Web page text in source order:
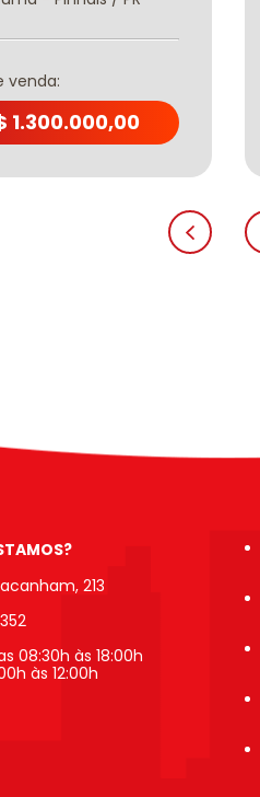
venda:
1.300.000,00
213
08:30h às 18:00h
às 12:00h